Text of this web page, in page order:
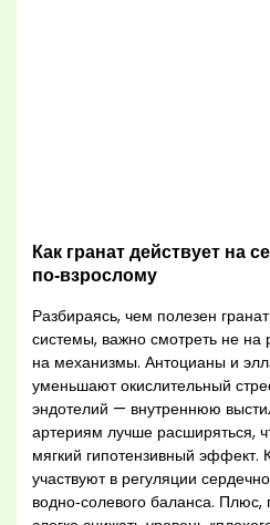
Как гранат действует на
по‑взрослому
Разбираясь, чем полезен
системы, важно смотреть не
на механизмы. Антоцианы и
уменьшают окислительный
эндотелий — внутреннюю
артериям лучше расширяться,
мягкий гипотензивный эффект.
участвуют в регуляции
водно‑солевого баланса. Плюс,